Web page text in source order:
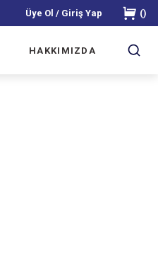
Üye Ol / Giriş Yap ()
HAKKIMIZDA